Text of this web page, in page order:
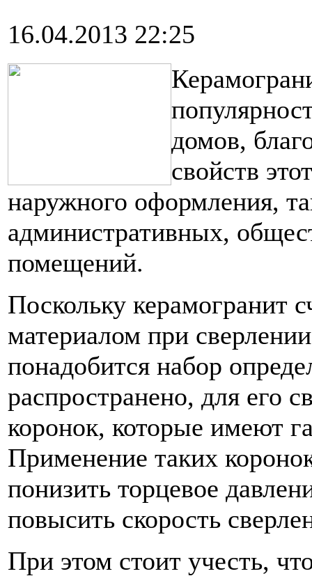
16.04.2013 22:25
домов,
свойств
наружного оформления,
административных,
помещений.
Поскольку керамогранит
материалом при
понадобится набор
распространено, для его
коронок, которые имеют
Применение таких
понизить торцевое
повысить скорость
При этом стоит учесть,